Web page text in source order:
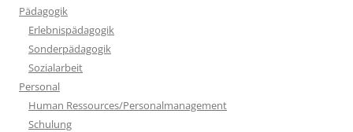
Pädagogik
Erlebnispädagogik
Sonderpädagogik
Sozialarbeit
Personal
Human Ressources/Personalmanagement
Schulung